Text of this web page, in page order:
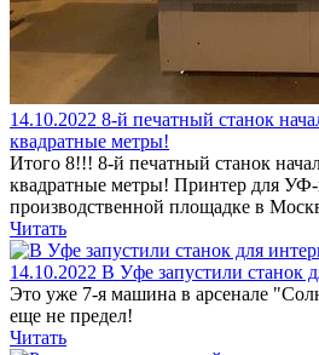
14.10.2022 8-й печатный станок
квадратные метры!
Итого 8!!! 8-й печатный станок
квадратные метры! Принтер для УФ-
производственной площадке в
Читать
14.10.2022 В Уфе запустили станок
Это уже 7-я машина в арсенале
еще не предел!
Читать